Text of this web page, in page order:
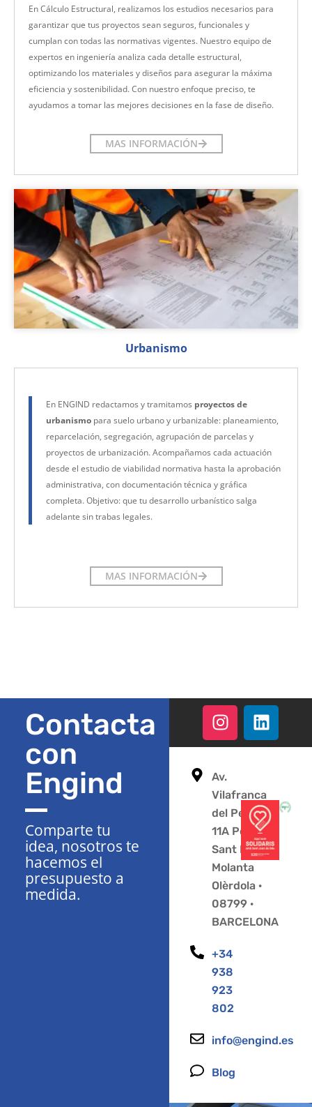
En Cálculo Estructural, realizamos los estudios necesarios para
garantizar que tus proyectos sean seguros, funcionales y
cumplan con todas las normativas vigentes. Nuestro equipo de
expertos en ingeniería analiza cada detalle estructural,
optimizando los materiales y diseños para asegurar la máxima
eficiencia y sostenibilidad. Con nuestro enfoque preciso, te
ayudamos a tomar las mejores decisiones en la fase de diseño.
MAS INFORMACIÓN
Urbanismo
En ENGIND redactamos y tramitamos proyectos de
urbanismo para suelo urbano y urbanizable: planeamiento,
reparcelación, segregación, agrupación de parcelas y
proyectos de urbanización. Acompañamos cada actuación
desde el estudio de viabilidad normativa hasta la aprobación
administrativa, con documentación técnica y gráfica
completa. Objetivo: que tu desarrollo urbanístico salga
adelante sin trabas legales.
MAS INFORMACIÓN
Contacta
con
Engind
Comparte tu
idea, nosotros te
hacemos el
presupuesto a
medida.
Av.
Vilafranca
del Penedès
11A Polígono
Sant Pere
Molanta
Olèrdola ·
08799 ·
BARCELONA
+34
938
923
802
info@engind.es
Blog